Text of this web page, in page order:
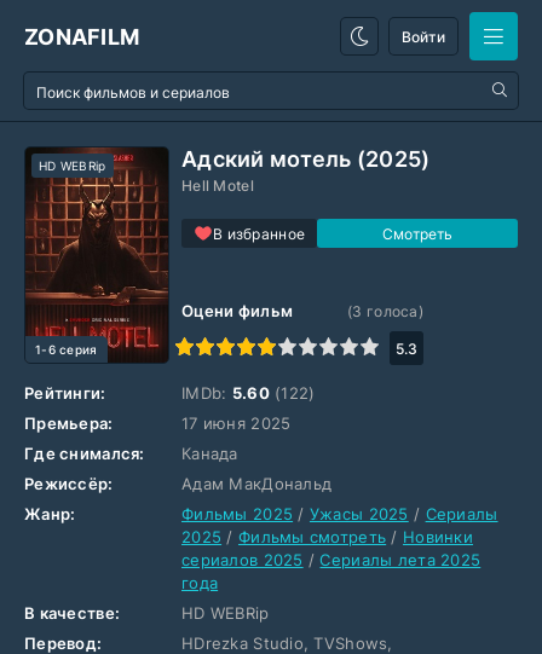
ZONAFILM Войти
Адский мотель (2025)
Hell Motel
В избранное
HD WEBRip
1-6 серия
Оцени фильм
1
2 3 4 5 6 7 8 9 10
(3 голоса)
5.3
Рейтинги: IMDb: 5.60(122)
Премьера:
17 июня 2025
Где снимался:
Канада
Режиссёр:
Адам МакДональд
Жанр:
Фильмы 2025 / Ужасы 2025 / Сериалы
2025 / Фильмы смотреть / Новинки
сериалов 2025 /Сериалы лета 2025
года
В качестве:
HD WEBRip
Перевод:
HDrezka Studio, TVShows,